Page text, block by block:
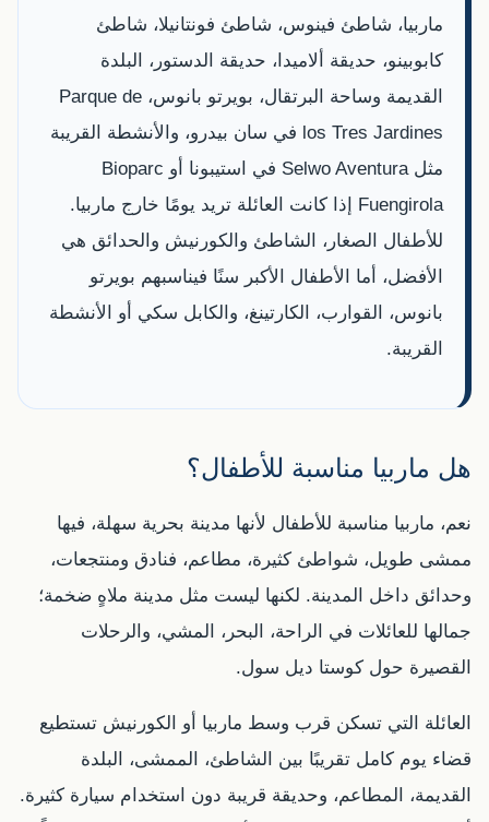
ماربيا، شاطئ فينوس، شاطئ فونتانيلا، شاطئ
كابوبينو، حديقة ألاميدا، حديقة الدستور، البلدة
القديمة وساحة البرتقال، بويرتو بانوس، Parque de
los Tres Jardines في سان بيدرو، والأنشطة القريبة
مثل Selwo Aventura في استيبونا أو Bioparc
Fuengirola إذا كانت العائلة تريد يومًا خارج ماربيا.
للأطفال الصغار، الشاطئ والكورنيش والحدائق هي
الأفضل، أما الأطفال الأكبر سنًا فيناسبهم بويرتو
بانوس، القوارب، الكارتينغ، والكابل سكي أو الأنشطة
القريبة.
هل ماربيا مناسبة للأطفال؟
نعم، ماربيا مناسبة للأطفال لأنها مدينة بحرية سهلة، فيها
ممشى طويل، شواطئ كثيرة، مطاعم، فنادق ومنتجعات،
وحدائق داخل المدينة. لكنها ليست مثل مدينة ملاهٍ ضخمة؛
جمالها للعائلات في الراحة، البحر، المشي، والرحلات
القصيرة حول كوستا ديل سول.
العائلة التي تسكن قرب وسط ماربيا أو الكورنيش تستطيع
قضاء يوم كامل تقريبًا بين الشاطئ، الممشى، البلدة
القديمة، المطاعم، وحديقة قريبة دون استخدام سيارة كثيرة.